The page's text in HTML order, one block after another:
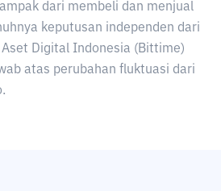
dari membeli dan menjual
keputusan independen dari
Digital Indonesia (Bittime)
atas perubahan fluktuasi dari